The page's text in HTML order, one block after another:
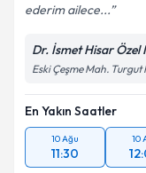
ederim ailece...
Dr. İsmet Hisar Özel
Eski Çeşme Mah. Turgut
En Yakın Saatler
10 Ağu
11:30
10